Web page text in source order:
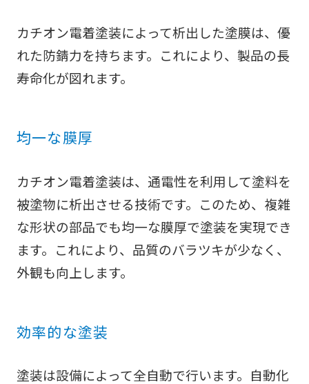
カチオン電着塗装によって析出した塗膜は、優
れた防錆力を持ちます。これにより、製品の長
寿命化が図れます。
均一な膜厚
カチオン電着塗装は、通電性を利用して塗料を
被塗物に析出させる技術です。このため、複雑
な形状の部品でも均一な膜厚で塗装を実現でき
ます。これにより、品質のバラツキが少なく、
外観も向上します。
効率的な塗装
塗装は設備によって全自動で行います。自動化